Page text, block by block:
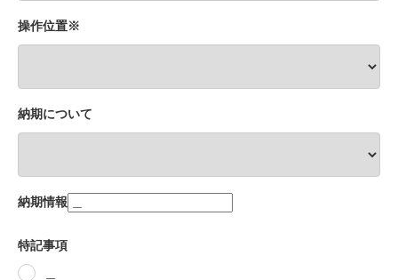
操作位置※
納期について
納期情報
特記事項